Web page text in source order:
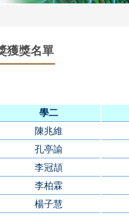
獲獎名單
學二
陳兆維
孔亭諭
李冠頡
李柏霖
楊子慧